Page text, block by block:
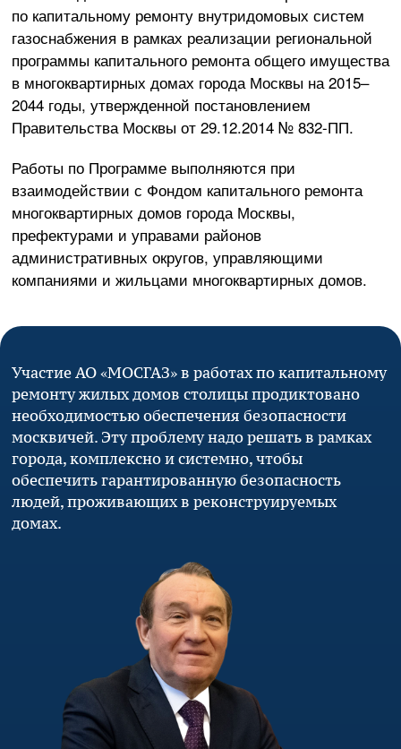
по капитальному ремонту внутридомовых систем
газоснабжения в рамках реализации региональной
программы капитального ремонта общего имущества
в многоквартирных домах города Москвы на 2015–
2044 годы, утвержденной постановлением
Правительства Москвы от 29.12.2014 № 832-ПП.
Работы по Программе выполняются при
взаимодействии с Фондом капитального ремонта
многоквартирных домов города Москвы,
префектурами и управами районов
административных округов, управляющими
компаниями и жильцами многоквартирных домов.
Участие АО «МОСГАЗ» в работах по капитальному
ремонту жилых домов столицы продиктовано
необходимостью обеспечения безопасности
москвичей. Эту проблему надо решать в рамках
города, комплексно и системно, чтобы
обеспечить гарантированную безопасность
людей, проживающих в реконструируемых
домах.